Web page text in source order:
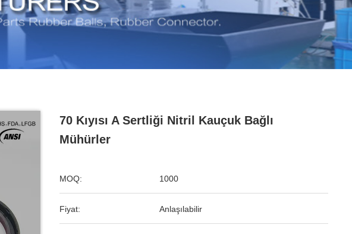
70 Kıyısı A Sertliği Nitril Kauçuk Bağlı
Mühürler
MOQ: 1000
Fiyat: Anlaşılabilir